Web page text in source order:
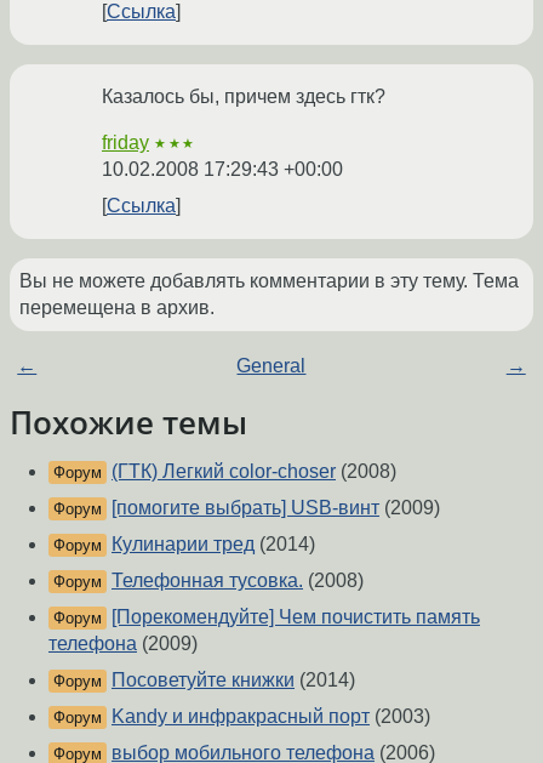
Ссылка
Казалось бы, причем здесь гтк?
friday ★★★
10.02.2008 17:29:43 +00:00
Ссылка
Вы не можете добавлять комментарии в эту тему. Тема
перемещена в архив.
← General →
Похожие темы
Форум (ГТК) Легкий color-choser (2008)
Форум [помогите выбрать] USB-винт (2009)
Форум Кулинарии тред (2014)
Форум Телефонная тусовка. (2008)
Форум
[Порекомендуйте] Чем почистить память
телефона (2009)
Форум Посоветуйте книжки (2014)
Форум Kandy и инфракрасный порт (2003)
Форум выбор мобильного телефона (2006)